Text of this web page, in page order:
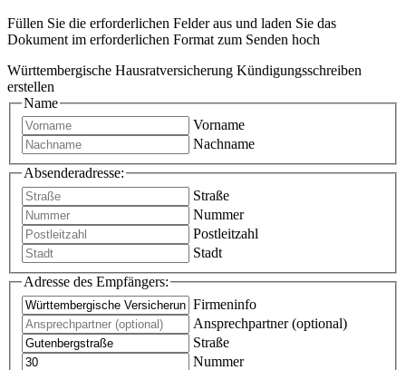
Füllen Sie die erforderlichen Felder aus und laden Sie das
Dokument im erforderlichen Format zum Senden hoch
Württembergische Hausratversicherung Kündigungsschreiben
erstellen
Name
Vorname
Nachname
Absenderadresse:
Straße
Nummer
Postleitzahl
Stadt
Adresse des Empfängers:
Firmeninfo
Ansprechpartner (optional)
Straße
Nummer